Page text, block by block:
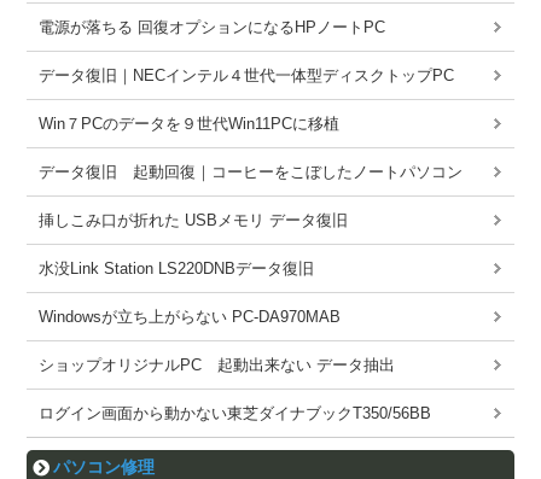
電源が落ちる 回復オプションになるHPノートPC
データ復旧｜NECインテル４世代一体型ディスクトップPC
Win７PCのデータを９世代Win11PCに移植
データ復旧 起動回復｜コーヒーをこぼしたノートパソコン
挿しこみ口が折れた USBメモリ データ復旧
水没Link Station LS220DNBデータ復旧
Windowsが立ち上がらない PC-DA970MAB
ショップオリジナルPC 起動出来ない データ抽出
ログイン画面から動かない東芝ダイナブックT350/56BB
パソコン修理